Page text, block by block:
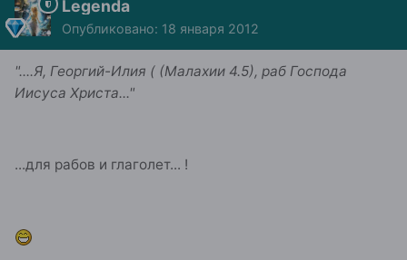
Legenda
Опубликовано: 18 января 2012
"....Я, Георгий-Илия ( (Малахии 4.5), раб Господа
Иисуса Христа..."
...для рабов и глаголет... !